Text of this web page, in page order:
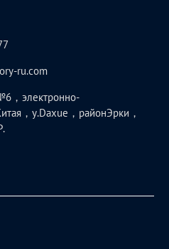
ru.com
，электронно-
，у.Daxue，районЭрки，